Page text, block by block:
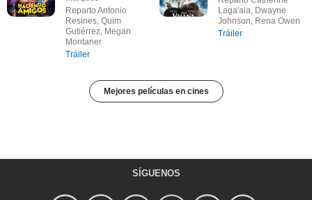
Reparto Antonio
Resines, Quim
Gutiérrez, Megan
Montaner
Tráiler
Laga'aia, Dwayne
Johnson, Rena Owen
Tráiler
Mejores películas en cines
SÍGUENOS